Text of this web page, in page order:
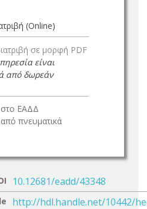
(Online)
σε μορφή PDF
είναι
από δωρεάν
στο ΕΑΔΔ
πνευματικά
10.12681/eadd/43348
http://hdl.handle.net/10442/